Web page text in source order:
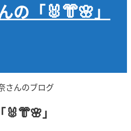
の「🐰👘🌸」
さんのブログ
」